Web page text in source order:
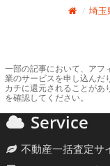
埼玉
一部の記事において、アフ
業のサービスを申し込んだ
カチに還元されることがあ
を確認してください。
Service
不動産一括査定サ